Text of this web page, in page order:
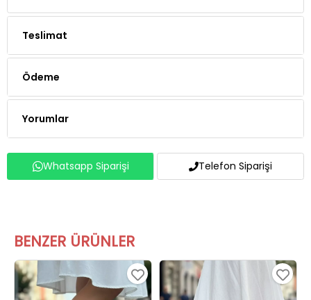
Teslimat
Ödeme
Yorumlar
Whatsapp Siparişi Telefon Siparişi
BENZER ÜRÜNLER